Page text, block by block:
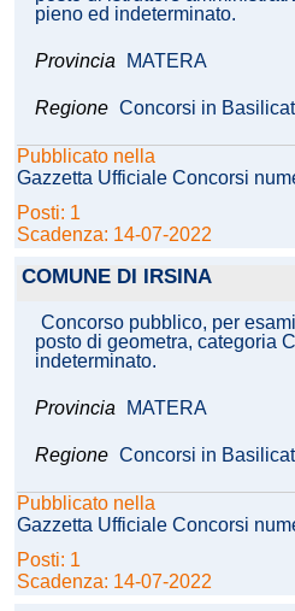
pieno ed indeterminato.
Provincia MATERA
Regione Concorsi in
Pubblicato nella
Gazzetta Ufficiale Concorsi
Posti: 1
Scadenza: 14-07-2022
COMUNE DI IRSINA
Concorso pubblico, per
posto di geometra, categoria
indeterminato.
Provincia MATERA
Regione Concorsi in
Pubblicato nella
Gazzetta Ufficiale Concorsi
Posti: 1
Scadenza: 14-07-2022